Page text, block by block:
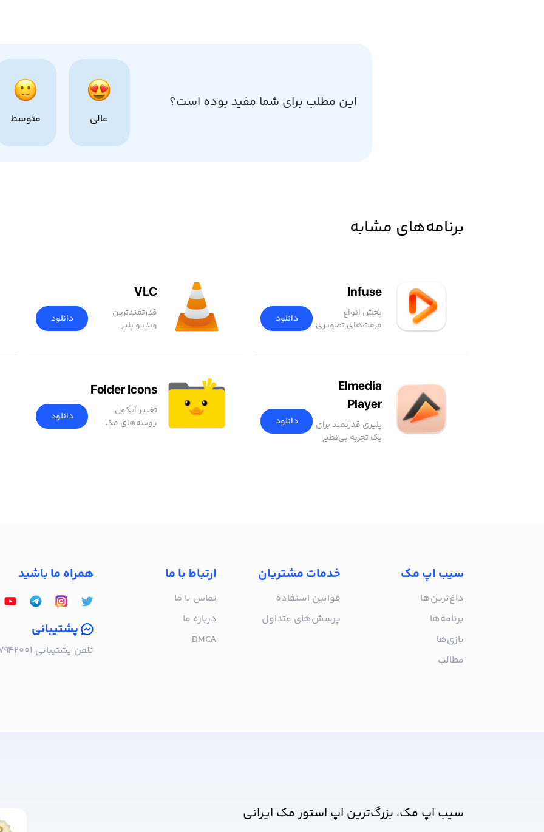
این مطلب برای شما مفید بوده است؟
عالی متوسط
برنامه‌های مشابه
Infuse
پخش انواع
فرمت‌های تصویری
دانلود
VLC
قدرتمندترین
ویدیو پلیر
دانلود
Elmedia
Player
پلیری قدرتمند برای
یک تجربه بی‌نظیر
دانلود
Folder Icons
تغییر آیکون
پوشه‌های مک
دانلود
سیب اپ مک
داغ‌ترین‌ها
برنامه‌ها
بازی‌ها
مطالب
خدمات مشتریان
قوانین استفاده
پرسش‌های متداول
ارتباط با ما
تماس با ما
درباره‌ ما
DMCA
همراه ما باشید
پشتیبانی
تلفن پشتیبانی ۰۲۱۵۷۹۴۲۰۰۱ | به صورت تلفنی پاسخگوی شما هستیم!
سیب اپ مک، بزرگ‌ترین اپ استور مک ایرانی